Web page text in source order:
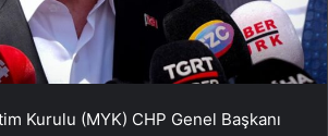
Kurulu (MYK) CHP Genel Başkanı